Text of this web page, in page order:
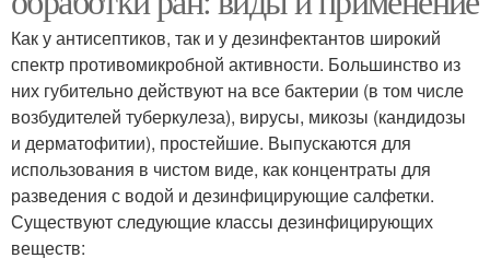
Как у антисептиков, так и у дезинфектантов широкий
спектр противомикробной активности. Большинство из
них губительно действуют на все бактерии (в том числе
возбудителей туберкулеза), вирусы, микозы (кандидозы
и дерматофитии), простейшие. Выпускаются для
использования в чистом виде, как концентраты для
разведения с водой и дезинфицирующие салфетки.
Существуют следующие классы дезинфицирующих
веществ: